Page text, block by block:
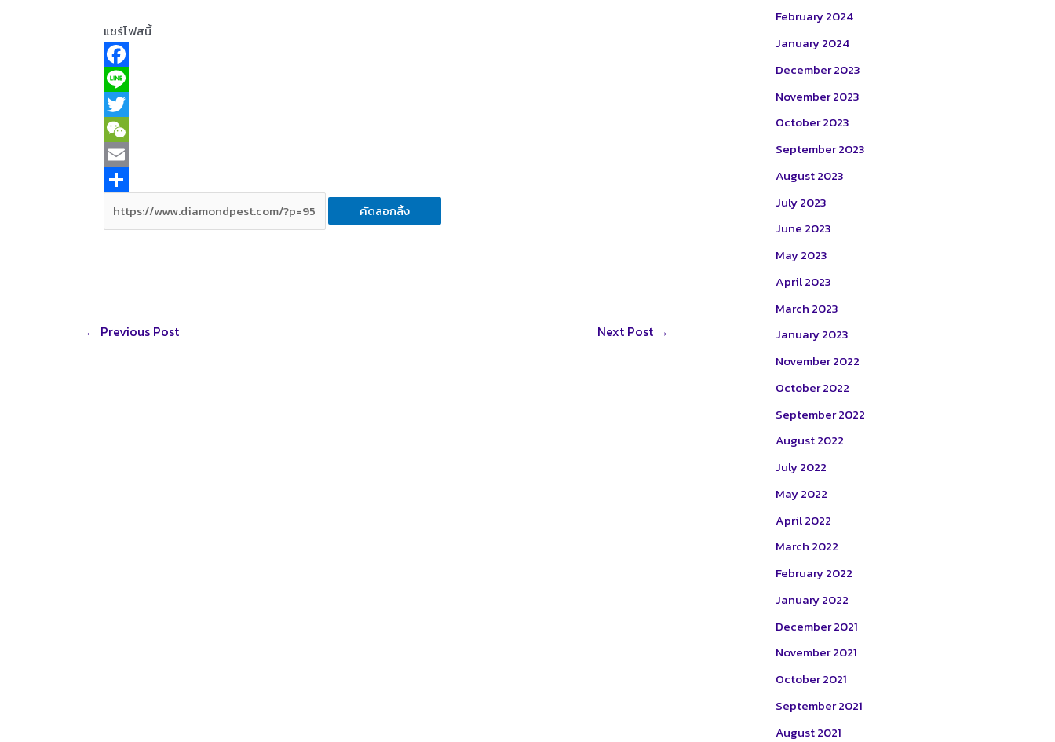
แชร์โฟสนี้
F
a
c
e
b
o
L
i
n
e
T
w
t
W
e
h
E
a
h
คัดลอกลิ้ง
← Previous Post Next Post →
February 2024
January 2024
December 2023
November 2023
October 2023
September 2023
August 2023
July 2023
June 2023
May 2023
April 2023
March 2023
January 2023
November 2022
October 2022
September 2022
August 2022
July 2022
May 2022
April 2022
March 2022
February 2022
January 2022
December 2021
November 2021
October 2021
September 2021
August 2021